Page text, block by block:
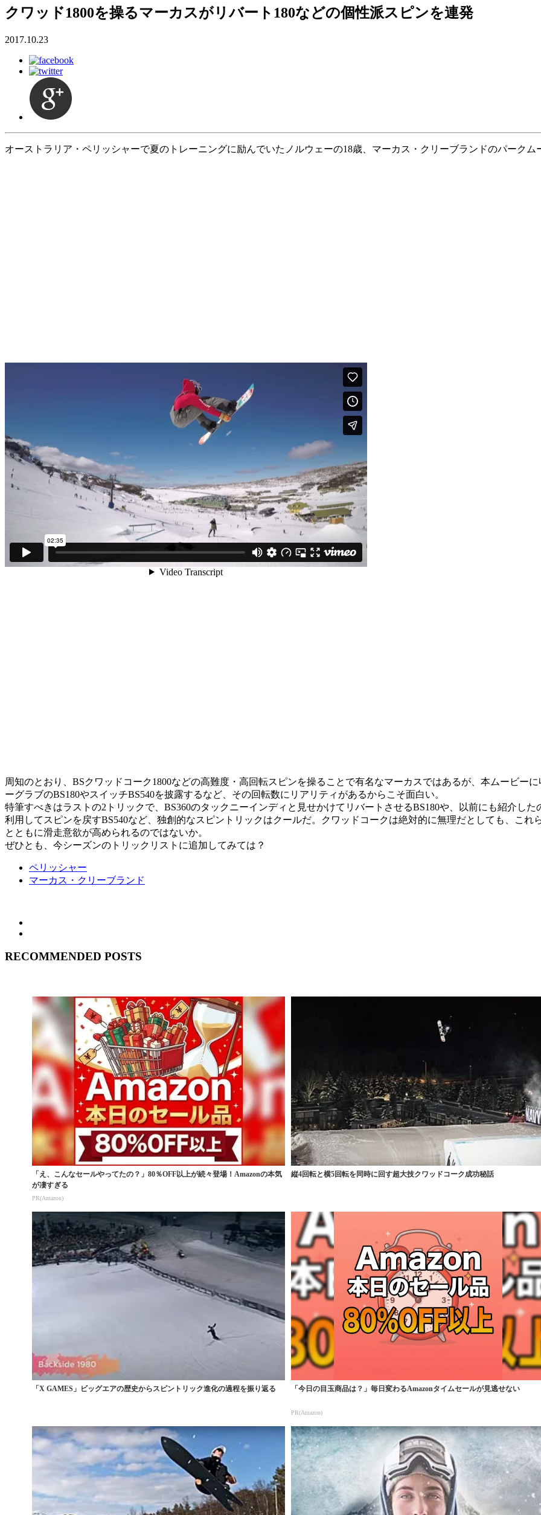
クワッド1800を操るマーカスがリバート180などの個性派スピンを連発
2017.10.23
オーストラリア・ペリッシャーで夏のトレーニングに励んでいたノルウェーの18歳、マーカス・クリーブランドのパークム
周知のとおり、BSクワッドコーク1800などの高難度・高回転スピンを操ることで有名なマーカスではあるが、本ムービー
ーグラブのBS180やスイッチBS540を披露するなど、その回転数にリアリティがあるからこそ面白い。
特筆すべきはラストの2トリックで、BS360のタックニーインディと見せかけてリバートさせるBS180や、以前にも紹介し
利用してスピンを戻すBS540など、独創的なスピントリックはクールだ。クワッドコークは絶対的に無理だとしても、これ
とともに滑走意欲が高められるのではないか。
ぜひとも、今シーズンのトリックリストに追加してみては？
ペリッシャー
マーカス・クリーブランド
RECOMMENDED POSTS
「え、こんなセールやってたの？」80％OFF以上が続々登場！Amazonの本気
が凄すぎる
PR(Amazon)
縦4回転と横5回転を同時に回す超大技クワッドコーク成功秘話
「X GAMES」ビッグエアの歴史からスピントリック進化の過程を振り返る 「今日の目玉商品は？」毎日変わるAmazonタイムセールが見逃せない
PR(Amazon)